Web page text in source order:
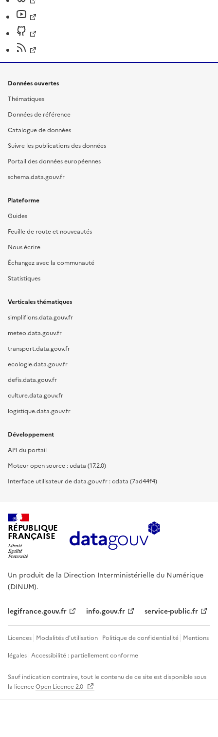
Données ouvertes
Thématiques
Données de référence
Catalogue de données
Suivre les publications des données
Portail des données européennes
schema.data.gouv.fr
Plateforme
Guides
Feuille de route et nouveautés
Nous écrire
Échangez avec la communauté
Statistiques
Verticales thématiques
simplifions.data.gouv.fr
meteo.data.gouv.fr
transport.data.gouv.fr
ecologie.data.gouv.fr
defis.data.gouv.fr
culture.data.gouv.fr
logistique.data.gouv.fr
Développement
API du portail
Moteur open source : udata (17.2.0)
Interface utilisateur de data.gouv.fr : cdata (7ad44f4)
RÉPUBLIQUE
FRANÇAISE
Un produit de la Direction Interministérielle du Numérique
(DINUM).
legifrance.gouv.fr info.gouv.fr service-public.fr
Licences Modalités d'utilisation Politique de confidentialité Mentions
légales Accessibilité : partiellement conforme
Sauf indication contraire, tout le contenu de ce site est disponible sous
la licenceOpen Licence 2.0